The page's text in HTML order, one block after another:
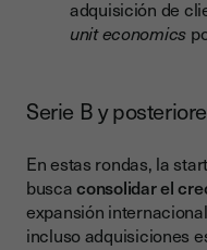
adquisición de
unit economics
Serie B y
En estas rondas, la
buscaconsolidar el
expansión
incluso adquisiciones